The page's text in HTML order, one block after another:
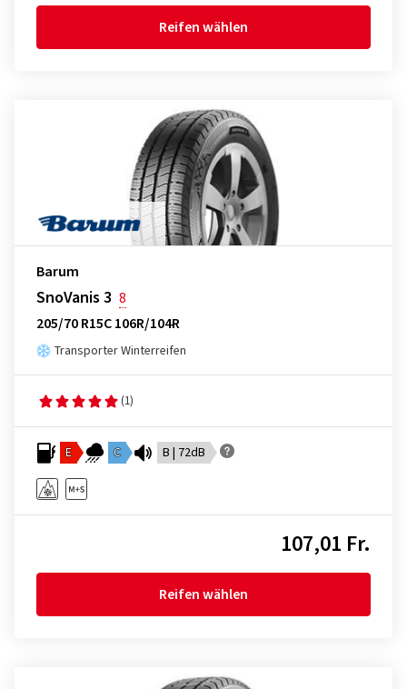
Reifen wählen
Barum
SnoVanis 3 8
205/70 R15C 106R/104R
Transporter Winterreifen
(1)
E C B | 72dB
107,01 Fr.
Reifen wählen